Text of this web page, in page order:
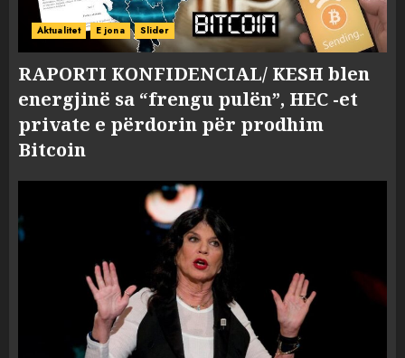
Aktualitet E jona Slider
RAPORTI KONFIDENCIAL/ KESH blen
energjinë sa “frengu pulën”, HEC -et
private e përdorin për prodhim
Bitcoin